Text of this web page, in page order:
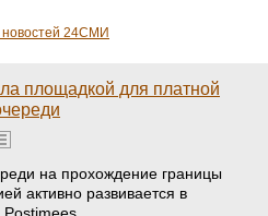
новостей 24СМИ
площадкой для платной
на прохождение границы
активно развивается в